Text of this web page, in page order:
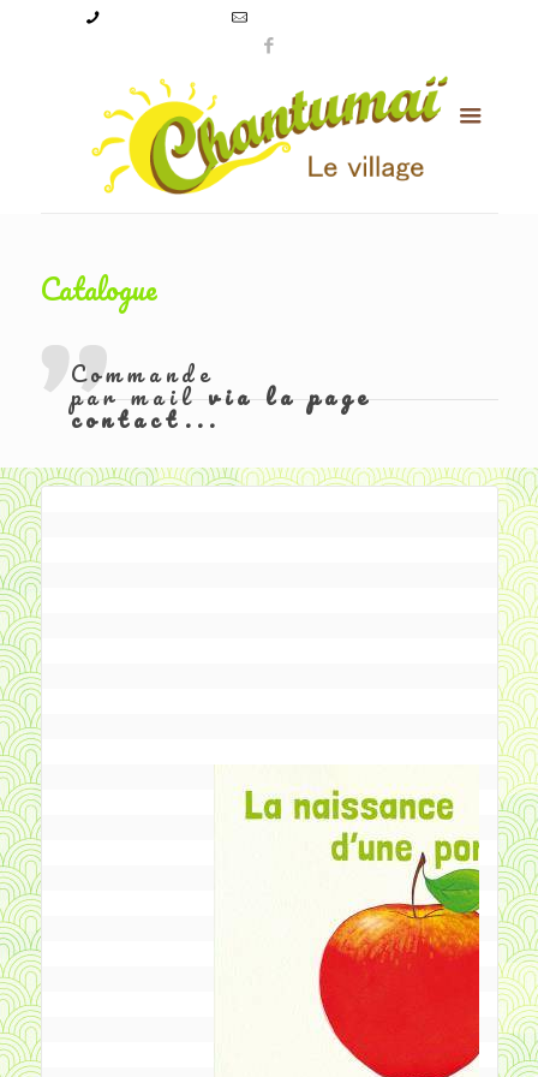
Catalogue
Commande
par mailvia la page
contact...